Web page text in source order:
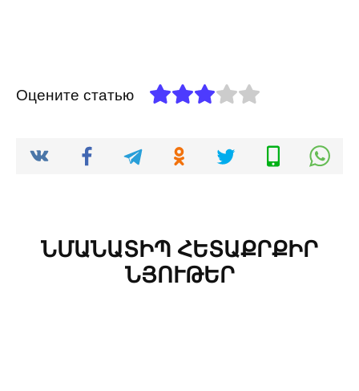
Оцените статью
ՆՄԱՆԱՏԻՊ ՀԵՏԱՔՐՔԻՐ
ՆՅՈՒԹԵՐ